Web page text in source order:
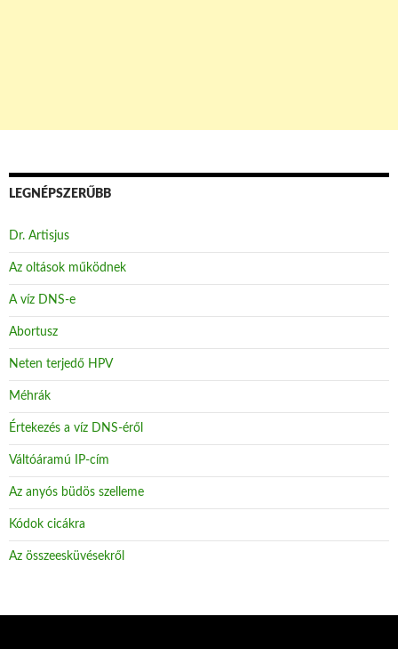
LEGNÉPSZERŰBB
Dr. Artisjus
Az oltások működnek
A víz DNS-e
Abortusz
Neten terjedő HPV
Méhrák
Értekezés a víz DNS-éről
Váltóáramú IP-cím
Az anyós büdös szelleme
Kódok cicákra
Az összeesküvésekről